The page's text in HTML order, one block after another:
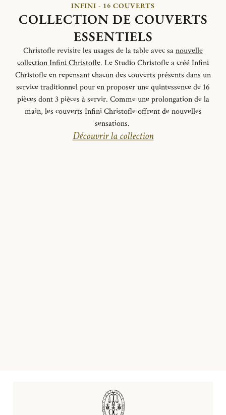
INFINI - 16 COUVERTS
COLLECTION DE COUVERTS
ESSENTIELS
Christofle revisite les usages de la table avec sanouvelle
collection Infini Christofle. Le Studio Christofle a créé Infini
Christofle en repensant chacun des couverts présents dans un
service traditionnel pour en proposer une quintessence de 16
pièces dont 3 pièces à servir. Comme une prolongation de la
main, les couverts Infini Christofle offrent de nouvelles
sensations.
Découvrir la collection